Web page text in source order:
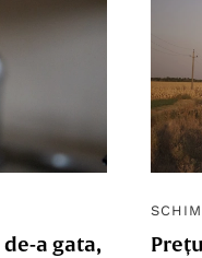
a gata,